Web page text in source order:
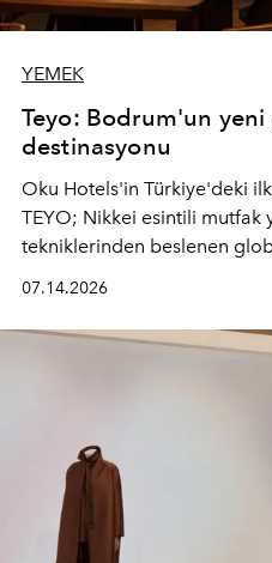
YEMEK
Teyo: Bodrum'un
destinasyonu
Oku Hotels'in Türkiye'deki
TEYO; Nikkei esintili mutfak
tekniklerinden beslenen
07.14.2026